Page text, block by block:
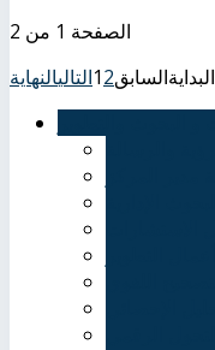
الصفحة 1 من 2
البدايةالسابق 12 التاليالنهاية